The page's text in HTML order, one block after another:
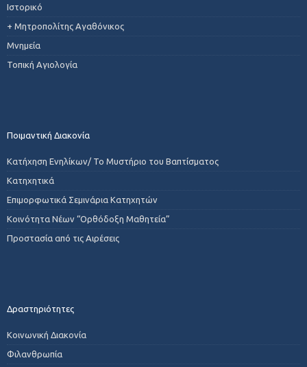
Ιστορικό
+ Μητροπολίτης Αγαθόνικος
Μνημεία
Τοπική Αγιολογία
Ποιμαντική Διακονία
Κατήχηση Ενηλίκων/ Το Μυστήριο του Βαπτίσματος
Κατηχητικά
Επιμορφωτικά Σεμινάρια Κατηχητών
Κοινότητα Νέων “Ορθόδοξη Μαθητεία”
Προστασία από τις Αιρέσεις
Δραστηριότητες
Κοινωνική Διακονία
Φιλανθρωπία